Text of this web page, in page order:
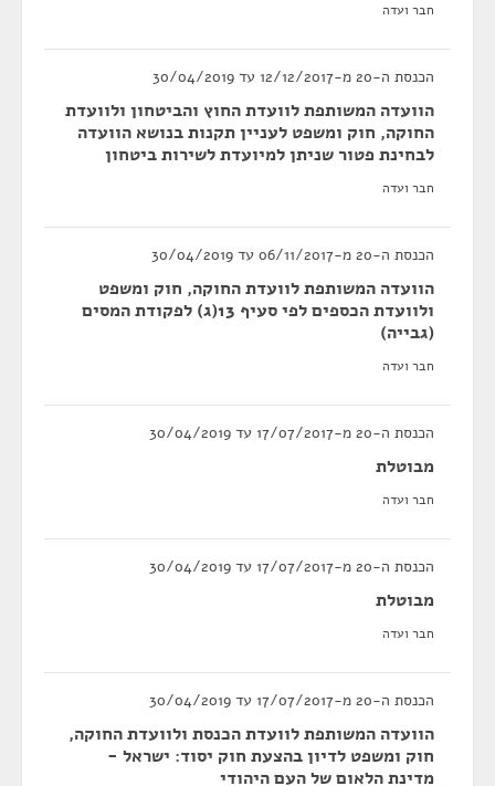
חבר ועדה
הכנסת ה-20 מ-12/12/2017 עד 30/04/2019
הוועדה המשותפת לוועדת החוץ והביטחון ולוועדת
החוקה, חוק ומשפט לעניין תקנות בנושא הוועדה
לבחינת פטור שניתן למיועדת לשירות ביטחון
חבר ועדה
הכנסת ה-20 מ-06/11/2017 עד 30/04/2019
הוועדה המשותפת לוועדת החוקה, חוק ומשפט
ולוועדת הכספים לפי סעיף 13(ג) לפקודת המסים
(גבייה)
חבר ועדה
הכנסת ה-20 מ-17/07/2017 עד 30/04/2019
מבוטלת
חבר ועדה
הכנסת ה-20 מ-17/07/2017 עד 30/04/2019
מבוטלת
חבר ועדה
הכנסת ה-20 מ-17/07/2017 עד 30/04/2019
הוועדה המשותפת לוועדת הכנסת ולוועדת החוקה,
חוק ומשפט לדיון בהצעת חוק יסוד: ישראל -
מדינת הלאום של העם היהודי